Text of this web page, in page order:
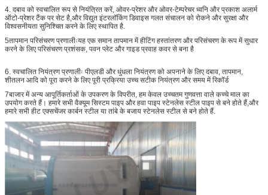
4. दबाव को स्वचालित रूप से नियंत्रित करें, ओवर-प्रेशर और ओवर-टेम्परेचर ध्वनि और प्रकाश अलार्म
ऑटो-प्रेशर टैंक पर सेट है,और विद्युत इंटरलॉकिंग डिवाइस गलत संचालन को रोकने और सुरक्षा और
विश्वसनीयता सुनिश्चित करने के लिए स्थापित है.
5तापमान परिसंचरण प्रणालीःयह एक समान तापमान में हीटिंग हस्तांतरण और परिसंचरण के रूप में सुधार
करने के लिए परिसंचरण प्रशंसक, पवन प्लेट और गाइड प्रवाह कवर से बना है
6. स्वचालित नियंत्रण प्रणालीः पीएलडी और धुंधला नियंत्रण को अपनाने के लिए दबाव, तापमान,
शीतलन आदि को पूरा करने के लिए पूरी प्रक्रिया उच्च सटीक नियंत्रण और समय में रिकॉर्ड
7बाजार में अन्य आपूर्तिकर्ताओं के उपकरण के विपरीत, हम केवल उच्चतम गुणवत्ता वाले कच्चे माल का
उपयोग करते हैं। हमारे सभी वैक्यूम सिस्टम पाइप और हवा पाइप स्टेनलेस स्टील पाइप से बने होते हैं,और
हमारे सभी हीट एक्सचेंजर कार्बन स्टील या तांबे के बजाय स्टेनलेस स्टील से बने होते हैं.